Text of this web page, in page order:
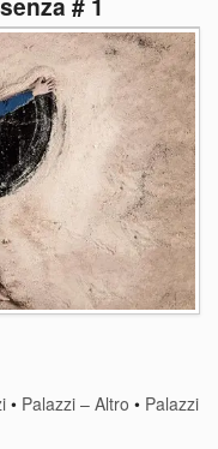
• Palazzi – Altro • Palazzi